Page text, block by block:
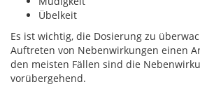
Übelkeit
Es ist wichtig, die Dosierung zu
Auftreten von Nebenwirkungen einen
den meisten Fällen sind die
vorübergehend.